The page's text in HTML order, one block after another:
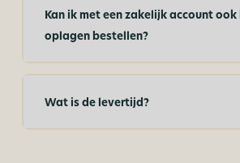
Kan ik met een zakelijk account ook
oplagen bestellen?
Wat is de levertijd?